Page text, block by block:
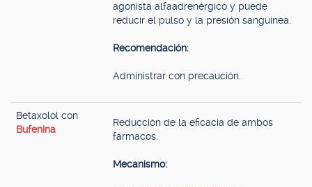
agonista alfaadrenérgico y puede
reducir el pulso y la presión sanguínea.
Recomendación:
Administrar con precaución.
Betaxolol con
Bufenina
Reducción de la eficacia de ambos
fármacos.
Mecanismo: